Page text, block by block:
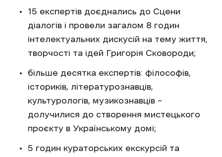
15 експертів доєднались до Сцени
діалогів і провели загалом 8 годин
інтелектуальних дискусій на тему життя,
творчості та ідей Григорія Сковороди;
більше десятка експертів: філософів,
істориків, літературознавців,
культурологів, музикознавців –
долучилися до створення мистецького
проєкту в Українському домі;
5 годин кураторських екскурсій та